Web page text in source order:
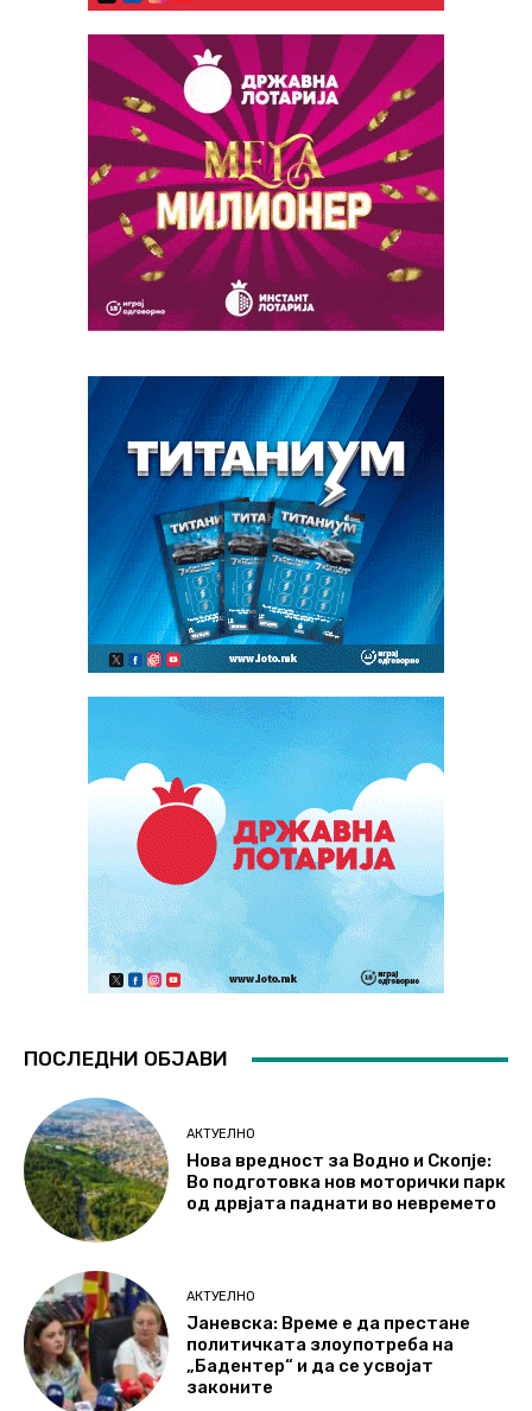
ПОСЛЕДНИ ОБЈАВИ
АКТУЕЛНО
Нова вредност за Водно и Скопје:
Во подготовка нов моторички парк
од дрвјата паднати во невремето
АКТУЕЛНО
Јаневска: Време е да престане
политичката злоупотреба на
„Бадентер“ и да се усвојат
законите